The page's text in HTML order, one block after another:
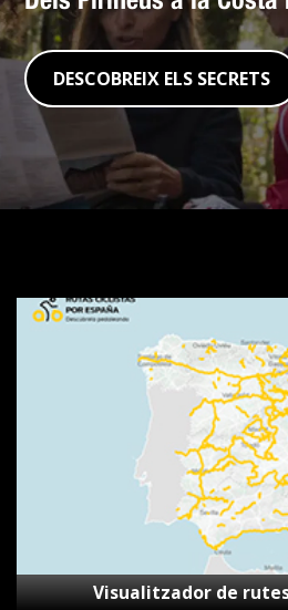
DESCOBREIX ELS SECRETS
Visualitzador
Visualitzador de